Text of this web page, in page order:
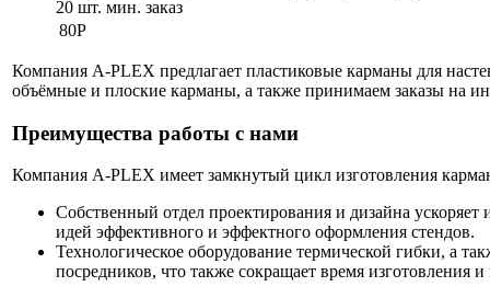
20 шт. мин. заказ
80Р
Компания A-PLEX предлагает пластиковые карманы для
объёмные и плоские карманы, а также принимаем заказы на
Преимущества работы с нами
Компания A-PLEX имеет замкнутый цикл изготовления
Собственный отдел проектирования и дизайна ускоряет
идей эффективного и эффектного оформления стендов.
Технологическое оборудование термической гибки, а
посредников, что также сокращает время